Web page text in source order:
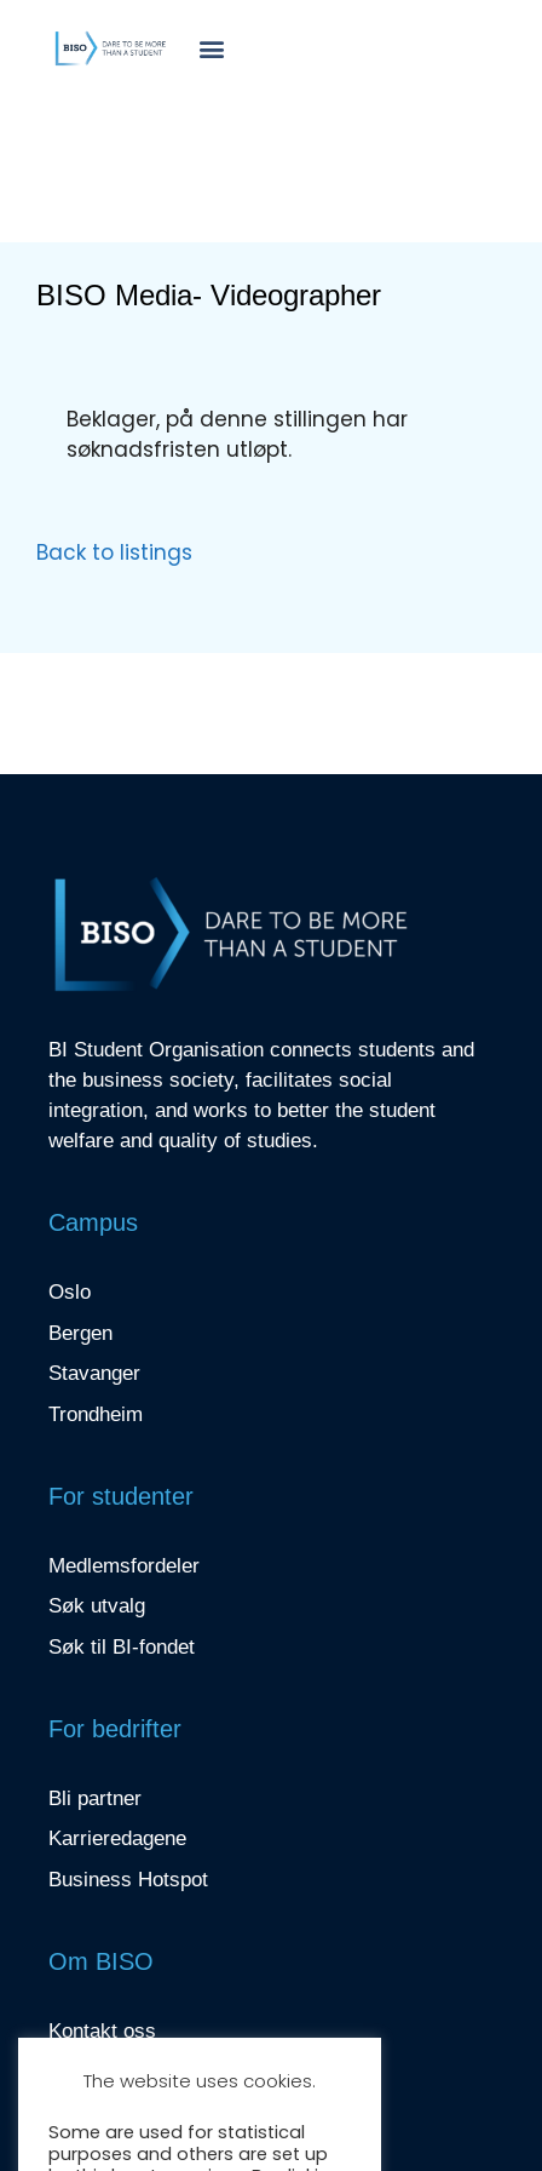
innholdet
BISO Media- Videographer
Beklager, på denne stillingen har
søknadsfristen utløpt.
Back to listings
BI Student Organisation connects students and
the business society, facilitates social
integration, and works to better the student
welfare and quality of studies.
Campus
Oslo
Bergen
Stavanger
Trondheim
For studenter
Medlemsfordeler
Søk utvalg
Søk til BI-fondet
For bedrifter
Bli partner
Karrieredagene
Business Hotspot
Om BISO
Kontakt oss
contact@biso.no
The website uses cookies.
Some are used for statistical
purposes and others are set up